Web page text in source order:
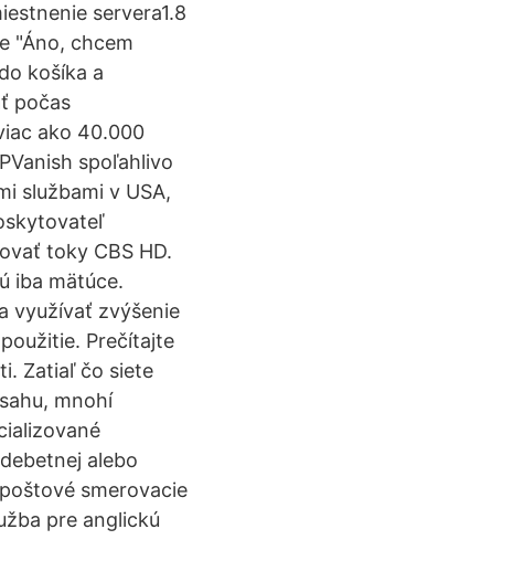
servera1.8
"Áno, chcem
košíka a
počas
ako 40.000
spoľahlivo
službami v USA,
toky CBS HD.
iba mätúce.
využívať zvýšenie
Prečítajte
Zatiaľ čo siete
mnohí
alebo
smerovacie
pre anglickú